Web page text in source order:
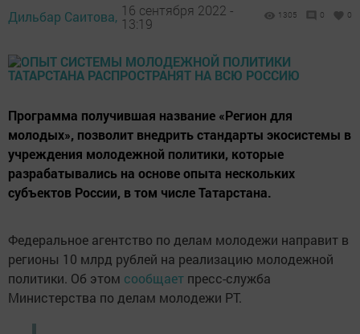
Дильбар Саитова, 16 сентября 2022 -
13:19
1305 0 0
Программа получившая название «Регион для
молодых», позволит внедрить стандарты экосистемы в
учреждения молодежной политики, которые
разрабатывались на основе опыта нескольких
субъектов России, в том числе Татарстана.
Федеральное агентство по делам молодeжи направит в
регионы 10 млрд рублей на реализацию молодежной
политики. Об этом сообщает пресс-слyжба
Министерства по делам молодежи РТ.